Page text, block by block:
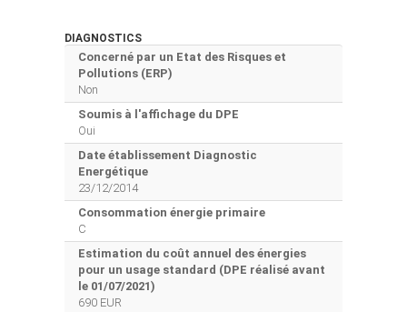
DIAGNOSTICS
Concerné par un Etat des Risques et
Pollutions (ERP)
Non
Soumis à l'affichage du DPE
Oui
Date établissement Diagnostic
Energétique
23/12/2014
Consommation énergie primaire
C
Estimation du coût annuel des énergies
pour un usage standard (DPE réalisé avant
le 01/07/2021)
690 EUR